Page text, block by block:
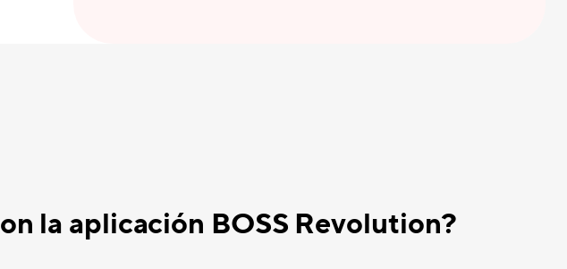
la aplicación BOSS Revolution?